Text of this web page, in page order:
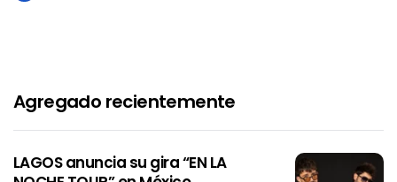
Agregado recientemente
LAGOS anuncia su gira “EN LA